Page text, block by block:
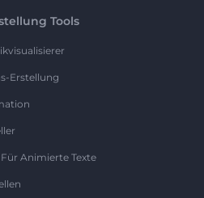
Tools
Erstellung
Animierte Texte